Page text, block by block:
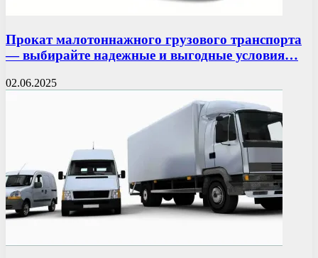
Прокат малотоннажного грузового транспорта
— выбирайте надежные и выгодные условия…
02.06.2025